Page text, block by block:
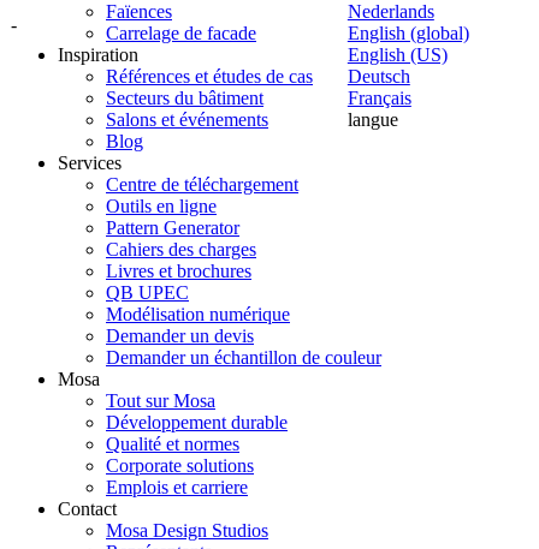
-
Nederlands
English (global)
English (US)
Deutsch
Français
langue
Faïences
Carrelage de facade
Inspiration
Références et études de cas
Secteurs du bâtiment
Salons et événements
Blog
Services
Centre de téléchargement
Outils en ligne
Pattern Generator
Cahiers des charges
Livres et brochures
QB UPEC
Modélisation numérique
Demander un devis
Demander un échantillon de couleur
Mosa
Tout sur Mosa
Développement durable
Qualité et normes
Corporate solutions
Emplois et carriere
Contact
Mosa Design Studios